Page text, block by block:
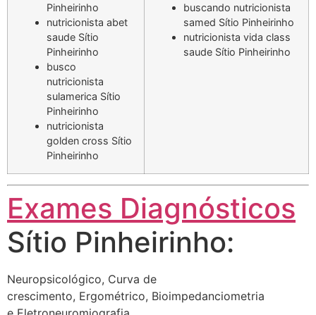
Pinheirinho
nutricionista abet
saude Sítio
Pinheirinho
busco
nutricionista
sulamerica Sítio
Pinheirinho
nutricionista
golden cross Sítio
Pinheirinho
buscando nutricionista
samed Sítio Pinheirinho
nutricionista vida class
saude Sítio Pinheirinho
Exames Diagnósticos
Sítio Pinheirinho:
Neuropsicológico, Curva de
crescimento, Ergométrico, Bioimpedanciometria